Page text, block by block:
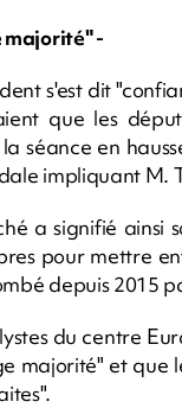
majorité" -
s'est dit
que les
séance en
impliquant M.
a signifié ainsi
pour mettre
depuis 2015
du centre
majorité" et que